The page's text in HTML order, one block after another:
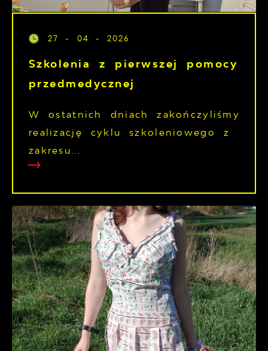
27 - 04 - 2026
Szkolenia z pierwszej pomocy
przedmedycznej
W ostatnich dniach zakończyliśmy
realizację cyklu szkoleniowego z
zakresu...